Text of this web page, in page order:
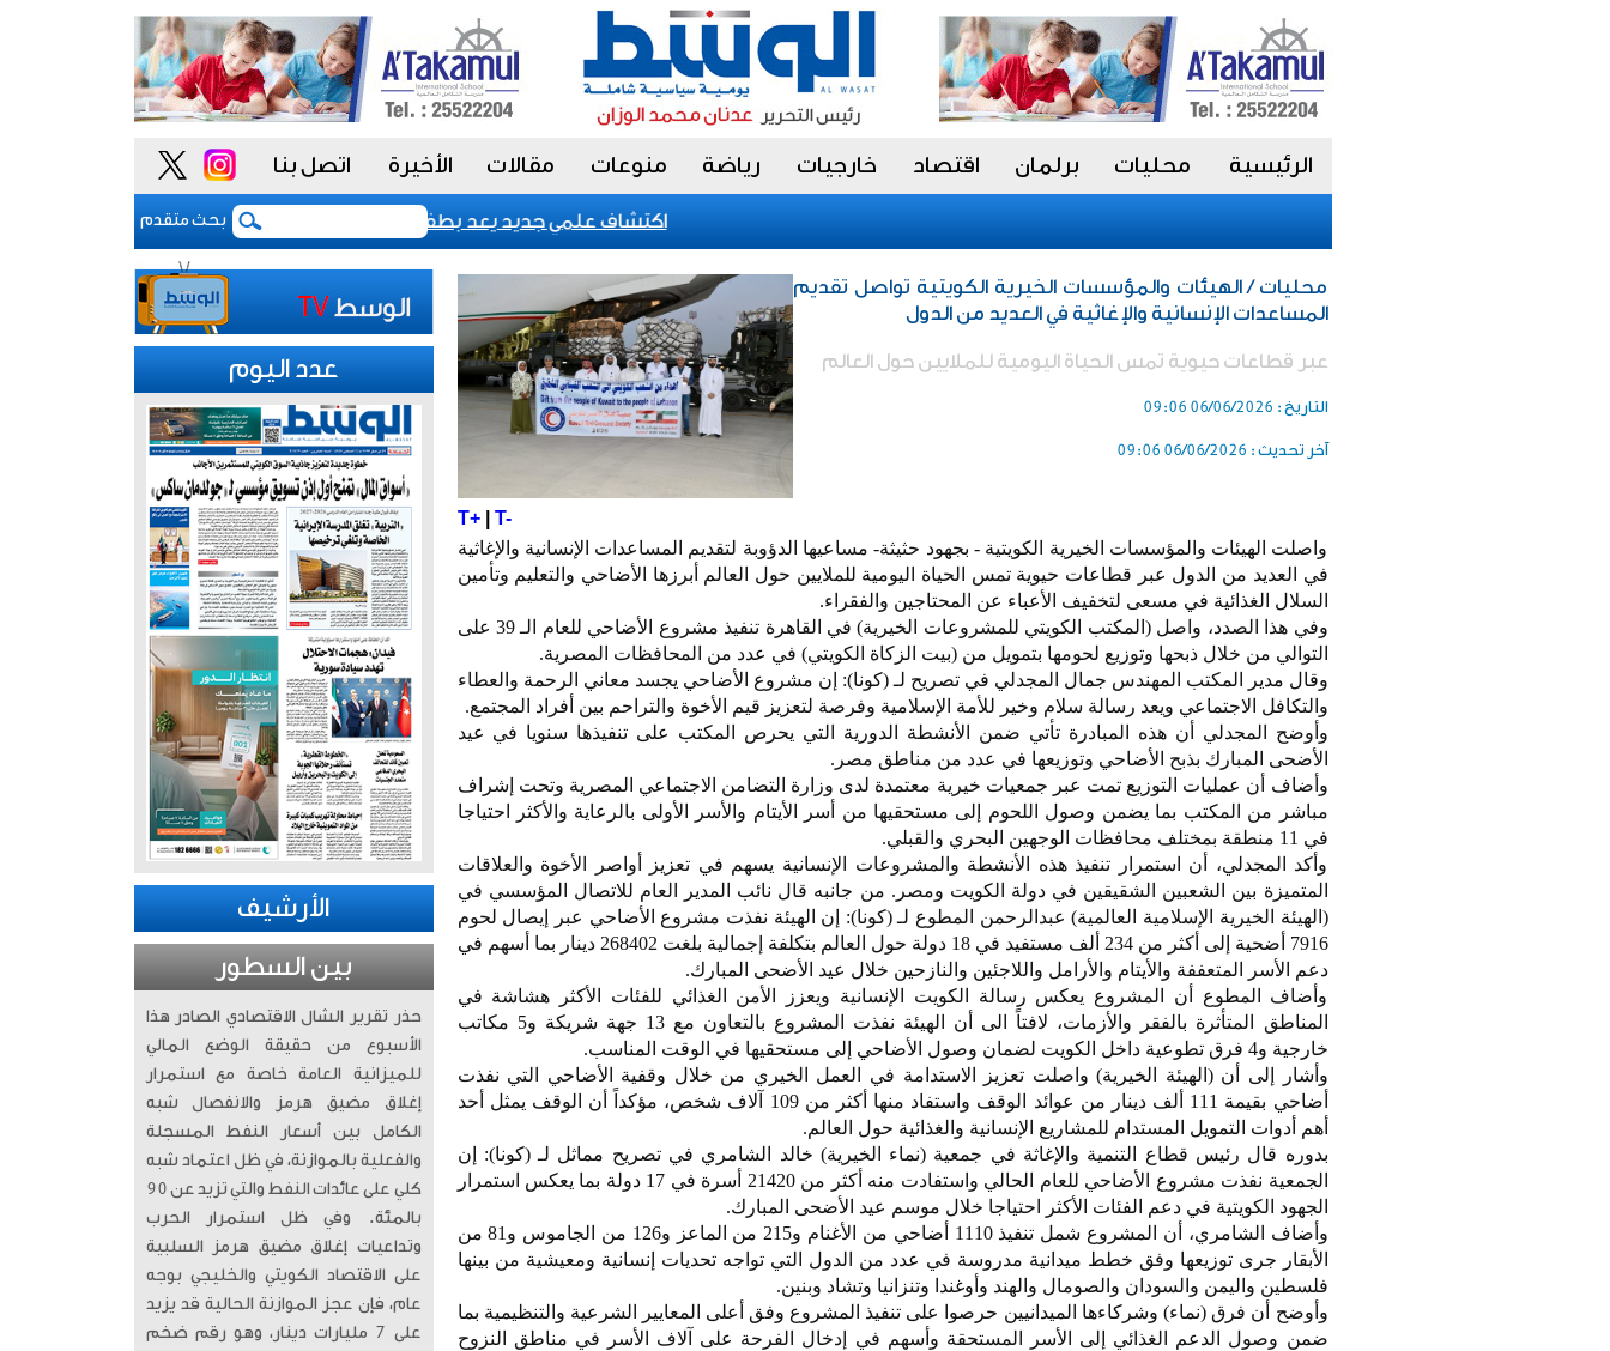
الرئيسية محليات برلمان اقتصاد خارجيات رياضة منوعات مقالات الأخيرة اتصل بنا
بحث متقدم
اكتشاف علمي جديد يعد بطفرة في التشخيص المبكر لـ «الزهايمر»
محليات / الهيئات والمؤسسات الخيرية الكويتية تواصل تقديم
المساعدات الإنسانية والإغاثية في العديد من الدول
عبر قطاعات حيوية تمس الحياة اليومية للملايين حول العالم
التاريخ : 06/06/2026 09:06
آخر تحديث : 06/06/2026 09:06
T+| T-
واصلت الهيئات والمؤسسات الخيرية الكويتية - بجهود حثيثة- مساعيها الدؤوبة لتقديم المساعدات الإنسانية والإغاثية
في العديد من الدول عبر قطاعات حيوية تمس الحياة اليومية للملايين حول العالم أبرزها الأضاحي والتعليم وتأمين
السلال الغذائية في مسعى لتخفيف الأعباء عن المحتاجين والفقراء.
وفي هذا الصدد، واصل (المكتب الكويتي للمشروعات الخيرية) في القاهرة تنفيذ مشروع الأضاحي للعام الـ 39 على
التوالي من خلال ذبحها وتوزيع لحومها بتمويل من (بيت الزكاة الكويتي) في عدد من المحافظات المصرية.
وقال مدير المكتب المهندس جمال المجدلي في تصريح لـ (كونا): إن مشروع الأضاحي يجسد معاني الرحمة والعطاء
والتكافل الاجتماعي ويعد رسالة سلام وخير للأمة الإسلامية وفرصة لتعزيز قيم الأخوة والتراحم بين أفراد المجتمع.
وأوضح المجدلي أن هذه المبادرة تأتي ضمن الأنشطة الدورية التي يحرص المكتب على تنفيذها سنويا في عيد
الأضحى المبارك بذبح الأضاحي وتوزيعها في عدد من مناطق مصر.
وأضاف أن عمليات التوزيع تمت عبر جمعيات خيرية معتمدة لدى وزارة التضامن الاجتماعي المصرية وتحت إشراف
مباشر من المكتب بما يضمن وصول اللحوم إلى مستحقيها من أسر الأيتام والأسر الأولى بالرعاية والأكثر احتياجا
في 11 منطقة بمختلف محافظات الوجهين البحري والقبلي.
وأكد المجدلي، أن استمرار تنفيذ هذه الأنشطة والمشروعات الإنسانية يسهم في تعزيز أواصر الأخوة والعلاقات
المتميزة بين الشعبين الشقيقين في دولة الكويت ومصر. من جانبه قال نائب المدير العام للاتصال المؤسسي في
(الهيئة الخيرية الإسلامية العالمية) عبدالرحمن المطوع لـ (كونا): إن الهيئة نفذت مشروع الأضاحي عبر إيصال لحوم
7916 أضحية إلى أكثر من 234 ألف مستفيد في 18 دولة حول العالم بتكلفة إجمالية بلغت 268402 دينار بما أسهم في
دعم الأسر المتعففة والأيتام والأرامل واللاجئين والنازحين خلال عيد الأضحى المبارك.
وأضاف المطوع أن المشروع يعكس رسالة الكويت الإنسانية ويعزز الأمن الغذائي للفئات الأكثر هشاشة في
المناطق المتأثرة بالفقر والأزمات، لافتاً الى أن الهيئة نفذت المشروع بالتعاون مع 13 جهة شريكة و5 مكاتب
خارجية و4 فرق تطوعية داخل الكويت لضمان وصول الأضاحي إلى مستحقيها في الوقت المناسب.
وأشار إلى أن (الهيئة الخيرية) واصلت تعزيز الاستدامة في العمل الخيري من خلال وقفية الأضاحي التي نفذت
أضاحي بقيمة 111 ألف دينار من عوائد الوقف واستفاد منها أكثر من 109 آلاف شخص، مؤكداً أن الوقف يمثل أحد
أهم أدوات التمويل المستدام للمشاريع الإنسانية والغذائية حول العالم.
بدوره قال رئيس قطاع التنمية والإغاثة في جمعية (نماء الخيرية) خالد الشامري في تصريح مماثل لـ (كونا): إن
الجمعية نفذت مشروع الأضاحي للعام الحالي واستفادت منه أكثر من 21420 أسرة في 17 دولة بما يعكس استمرار
الجهود الكويتية في دعم الفئات الأكثر احتياجا خلال موسم عيد الأضحى المبارك.
وأضاف الشامري، أن المشروع شمل تنفيذ 1110 أضاحي من الأغنام و215 من الماعز و126 من الجاموس و81 من
الأبقار جرى توزيعها وفق خطط ميدانية مدروسة في عدد من الدول التي تواجه تحديات إنسانية ومعيشية من بينها
فلسطين واليمن والسودان والصومال والهند وأوغندا وتنزانيا وتشاد وبنين.
وأوضح أن فرق (نماء) وشركاءها الميدانيين حرصوا على تنفيذ المشروع وفق أعلى المعايير الشرعية والتنظيمية بما
ضمن وصول الدعم الغذائي إلى الأسر المستحقة وأسهم في إدخال الفرحة على آلاف الأسر في مناطق النزوح
عدد اليوم
الأرشيف
بين السطور
حذر تقرير الشال الاقتصادي الصادر هذا
الأسبوع من حقيقة الوضع المالي
للميزانية العامة خاصة مع استمرار
إغلاق مضيق هرمز والانفصال شبه
الكامل بين أسعار النفط المسجلة
والفعلية بالموازنة، في ظل اعتماد شبه
كلي على عائدات النفط والتي تزيد عن 90
بالمئة. وفي ظل استمرار الحرب
وتداعيات إغلاق مضيق هرمز السلبية
على الاقتصاد الكويتي والخليجي بوجه
عام، فإن عجز الموازنة الحالية قد يزيد
على 7 مليارات دينار، وهو رقم ضخم